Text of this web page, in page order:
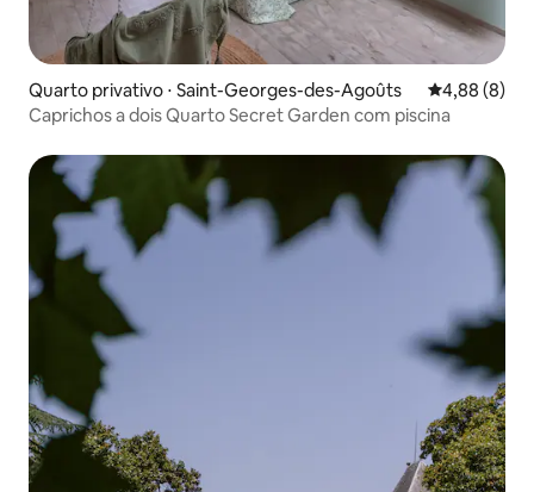
Quarto privativo ⋅ Saint-Georges-des-Agoûts 4,88 de uma
4,88 (8)
Caprichos a dois Quarto Secret Garden com piscina